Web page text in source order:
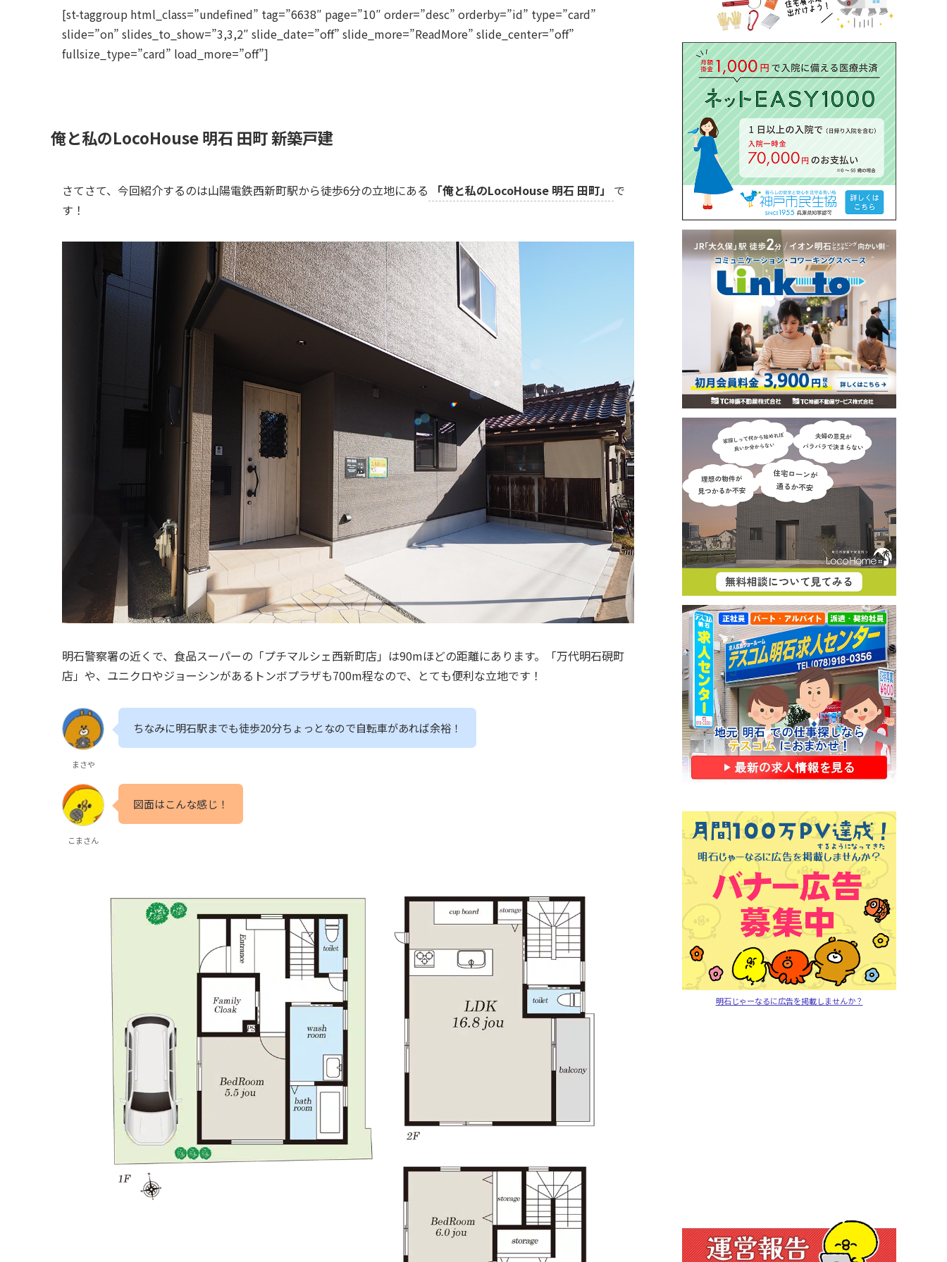
[st-taggroup html_class=”undefined” tag=”6638″ page=”10″ order=”desc” orderby=”id” type=”card”
slide=”on” slides_to_show=”3,3,2″ slide_date=”off” slide_more=”ReadMore” slide_center=”off”
fullsize_type=”card” load_more=”off”]
俺と私のLocoHouse 明石 田町 新築戸建
さてさて、今回紹介するのは山陽電鉄西新町駅から徒歩6分の立地にある 「俺と私のLocoHouse 明石 田町」
で
す！
明石警察署の近くで、食品スーパーの「プチマルシェ西新町店」は90mほどの距離にあります。「万代明石硯町
店」や、ユニクロやジョーシンがあるトンボプラザも700m程なので、とても便利な立地です！
まさや
ちなみに明石駅までも徒歩20分ちょっとなので自転車があれば余裕！
こまさん
図面はこんな感じ！
明石じゃーなるに広告を掲載しませんか？